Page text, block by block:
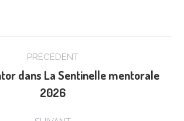
PRÉCÉDENT
dans La Sentinelle mentorale
2026